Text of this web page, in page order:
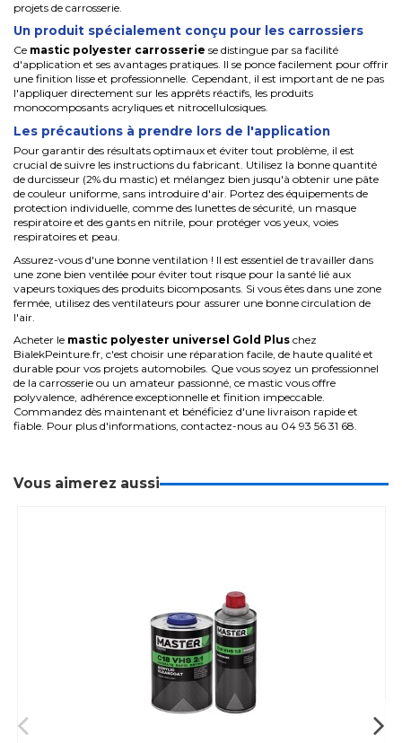
projets de carrosserie.
Un produit spécialement conçu pour les carrossiers
Ce mastic polyester carrosserie se distingue par sa facilité
d'application et ses avantages pratiques. Il se ponce facilement pour offrir
une finition lisse et professionnelle. Cependant, il est important de ne pas
l'appliquer directement sur les apprêts réactifs, les produits
monocomposants acryliques et nitrocellulosiques.
Les précautions à prendre lors de l'application
Pour garantir des résultats optimaux et éviter tout problème, il est
crucial de suivre les instructions du fabricant. Utilisez la bonne quantité
de durcisseur (2% du mastic) et mélangez bien jusqu'à obtenir une pâte
de couleur uniforme, sans introduire d'air. Portez des équipements de
protection individuelle, comme des lunettes de sécurité, un masque
respiratoire et des gants en nitrile, pour protéger vos yeux, voies
respiratoires et peau.
Assurez-vous d'une bonne ventilation ! Il est essentiel de travailler dans
une zone bien ventilée pour éviter tout risque pour la santé lié aux
vapeurs toxiques des produits bicomposants. Si vous êtes dans une zone
fermée, utilisez des ventilateurs pour assurer une bonne circulation de
l'air.
Acheter le mastic polyester universel Gold Plus chez
BialekPeinture.fr, c'est choisir une réparation facile, de haute qualité et
durable pour vos projets automobiles. Que vous soyez un professionnel
de la carrosserie ou un amateur passionné, ce mastic vous offre
polyvalence, adhérence exceptionnelle et finition impeccable.
Commandez dès maintenant et bénéficiez d'une livraison rapide et
fiable. Pour plus d'informations, contactez-nous au 04 93 56 31 68.
Vous aimerez aussi